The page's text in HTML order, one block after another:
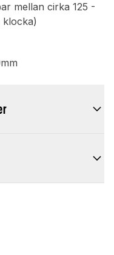
mellan cirka 125 -
klocka)